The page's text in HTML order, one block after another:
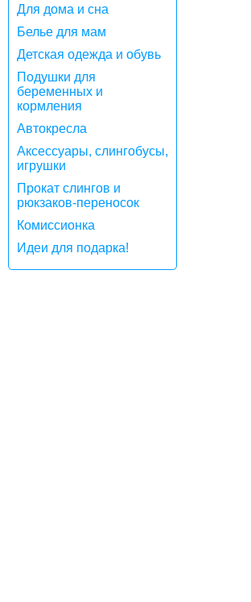
Для дома и сна
Белье для мам
Детская одежда и обувь
Подушки для
беременных и
кормления
Автокресла
Аксессуары, слингобусы,
игрушки
Прокат слингов и
рюкзаков-переносок
Комиссионка
Идеи для подарка!